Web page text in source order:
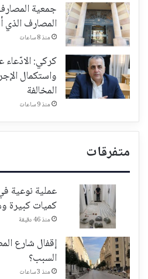
جمعية
المصارف الذي
منذ 8 ساعات
كركي:
واستكمال
المخالفة
منذ 9 ساعات
متفرقات
عملية نوعية
كميات كبيرة
منذ 46 دقيقة
إقفال شارع
السبب؟
منذ 3 ساعات